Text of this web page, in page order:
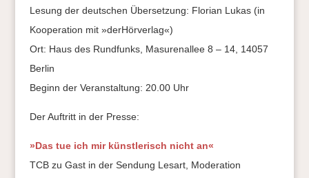
Lesung der deutschen Übersetzung: Florian Lukas (in
Kooperation mit »derHörverlag«)
Ort: Haus des Rundfunks, Masurenallee 8 – 14, 14057
Berlin
Beginn der Veranstaltung: 20.00 Uhr
Der Auftritt in der Presse:
»Das tue ich mir künstlerisch nicht an«
TCB zu Gast in der Sendung Lesart, Moderation